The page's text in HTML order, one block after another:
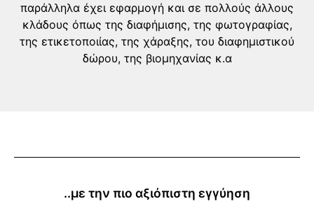
παράλληλα έχει εφαρμογή και σε πολλούς άλλους
κλάδους όπως της διαφήμισης, της φωτογραφίας,
της ετικετοποιίας, της χάραξης, του διαφημιστικού
δώρου, της βιομηχανίας κ.α
..με την πιο αξιόπιστη εγγύηση